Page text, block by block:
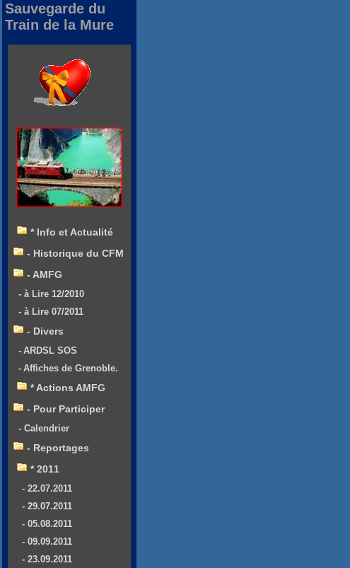
Sauvegarde du
Train de la Mure
* Info et Actualité
- Historique du CFM
- AMFG
- à Lire 12/2010
- à Lire 07/2011
- Divers
- ARDSL SOS
- Affiches de Grenoble.
* Actions AMFG
- Pour Participer
- Calendrier
- Reportages
* 2011
- 22.07.2011
- 29.07.2011
- 05.08.2011
- 09.09.2011
- 23.09.2011